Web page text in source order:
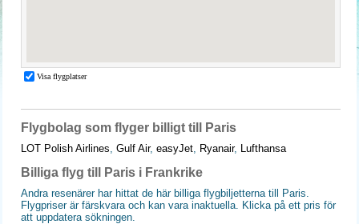
Flygbolag som flyger billigt till Paris
LOT Polish Airlines, Gulf Air, easyJet, Ryanair, Lufthansa
Billiga flyg till Paris i Frankrike
Andra resenärer har hittat de här billiga flygbiljetterna till Paris.
Flygpriser är färskvara och kan vara inaktuella. Klicka på ett pris för
att uppdatera sökningen.